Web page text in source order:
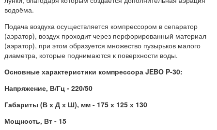
водоёма.
Подача воздуха осуществляется компрессором в сепаратор
(аэратор), воздух проходит через перфорированный материал
(аэратор), при этом образуется множество пузырьков малого
диаметра, которые поднимаются к поверхности воды.
Основные характеристики компрессора JEBO P-30:
Напряжение, В/Гц - 220/50
Габариты (В х Д х Ш), мм - 175 х 125 х 130
Мощность, Вт - 15